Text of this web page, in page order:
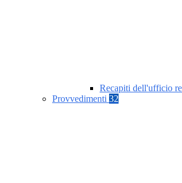
Recapiti dell'ufficio
Provvedimenti 32